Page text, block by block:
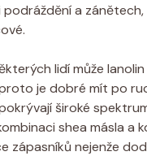
a zánětech,
​lidí může
je⁤ dobré mít po
široké
shea másla a
zápasníků nejenže